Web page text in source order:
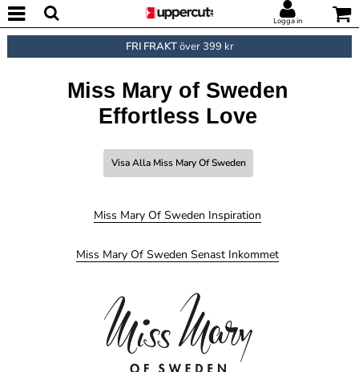
Logga in
FRI FRAKTöver 399 kr
Miss Mary of Sweden
Effortless Love
Visa Alla Miss Mary Of Sweden
Miss Mary Of Sweden Inspiration
Miss Mary Of Sweden Senast Inkommet